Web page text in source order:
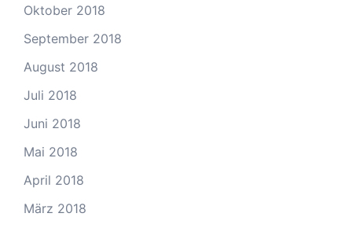
Oktober 2018
September 2018
August 2018
Juli 2018
Juni 2018
Mai 2018
April 2018
März 2018